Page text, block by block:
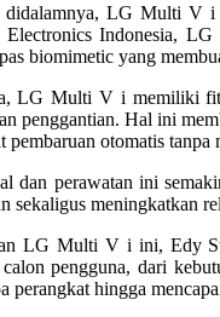
didalamnya, LG Multi V
Indonesia,
biomimetic yang
LG Multi V i memiliki
penggantian. Hal ini
otomatis tanpa
dan perawatan ini
sekaligus meningkatkan
LG Multi V i ini, Edy
pengguna, dari
perangkat hingga